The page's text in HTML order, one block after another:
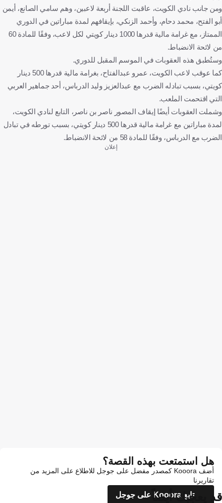
ومن جانب نادي الكويت، عاقبت اللجنة أربعة لاعبين، وهم سامي الصانع، أيمن
أبو الفتح، محمد دحام، وأحمد الزنكي، بإيقافهم لمدة مباراتين في الدوري
الممتاز، مع غرامة مالية قدرها 1000 دينار كويتي لكل لاعب، وفقًا للمادة 60
من لائحة الانضباط.
وستُطبق هذه العقوبات في الموسم المقبل للدوري.
كما عوقب لاعب الكويت، عمرو عبدالفتاح، بغرامة مالية قدرها 500 دينار
كويتي، بسبب تبادله الضرب مع عبدالعزيز وليد الدرباس، أحد جماهير العربي
التي اقتحمت الملعب.
وشملت العقوبات أيضًا إيقاف المصور ناصر بن ناصر، التابع لنادي الكويت،
لمدة مباراتين مع غرامة مالية قدرها 500 دينار كويتي، بسبب تورطه في تبادل
الضرب مع الدرباس، وفقًا للمادة 58 من لائحة الانضباط.
إعلان
هل استمتعت بهذه القصة؟
أضف Kooora كمصدر مفضل على جوجل للاطلاع على المزيد من
تقاريرنا
تابع Kooora على جوجل
قد يعجبك أيضاً